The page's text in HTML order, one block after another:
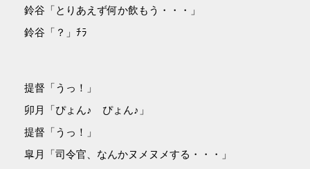
鈴谷「とりあえず何か飲もう・・・」
鈴谷「？」ﾁﾗ
提督「うっ！」
卯月「ぴょん♪ ぴょん♪」
提督「うっ！」
皐月「司令官、なんかヌメヌメする・・・」